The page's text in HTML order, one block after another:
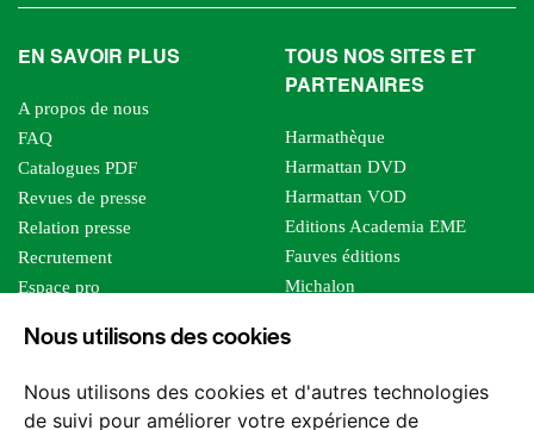
Nous utilisons des cookies
Nous utilisons des cookies et d'autres technologies
de suivi pour améliorer votre expérience de
EN SAVOIR PLUS
A propos de nous
FAQ
Catalogues PDF
Revues de presse
Relation presse
Recrutement
Espace pro
Foreign rights
TOUS NOS SITES ET
PARTENAIRES
Harmathèque
Harmattan DVD
Harmattan VOD
Editions Academia EME
Fauves éditions
Michalon
Editions Sutton
Les impliqués